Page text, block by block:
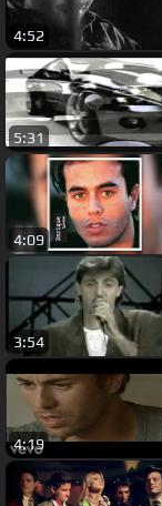
4:52
5:31
4:09
3:54
4:19